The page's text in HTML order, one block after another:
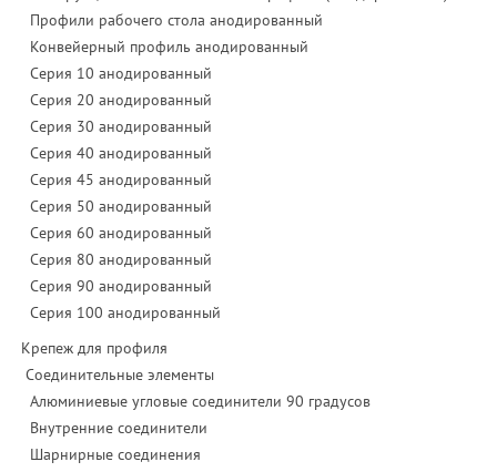
Профили рабочего стола анодированный
Конвейерный профиль анодированный
Серия 10 анодированный
Серия 20 анодированный
Серия 30 анодированный
Серия 40 анодированный
Серия 45 анодированный
Серия 50 анодированный
Серия 60 анодированный
Серия 80 анодированный
Серия 90 анодированный
Серия 100 анодированный
Крепеж для профиля
Соединительные элементы
Алюминиевые угловые соединители 90 градусов
Внутренние соединители
Шарнирные соединения